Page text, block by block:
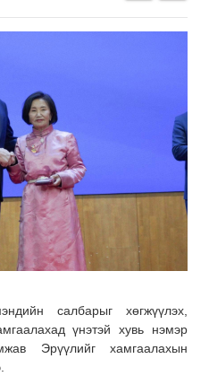
салбарыг хөгжүүлэх,
үнэтэй хувь нэмэр
Эрүүлийг хамгаалахын